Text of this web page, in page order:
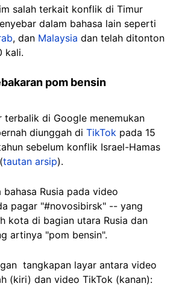
salah terkait konflik di Timur
dalam bahasa lain seperti
, dan Malaysia dan telah ditonton
kali.
pom bensin
terbalik di Google menemukan
diunggah di TikTok pada 15
sebelum konflik Israel-Hamas
tautan arsip).
bahasa Rusia pada video
pagar "#novosibirsk" -- yang
kota di bagian utara Rusia dan
artinya "pom bensin".
tangkapan layar antara video
(kiri) dan video TikTok (kanan):